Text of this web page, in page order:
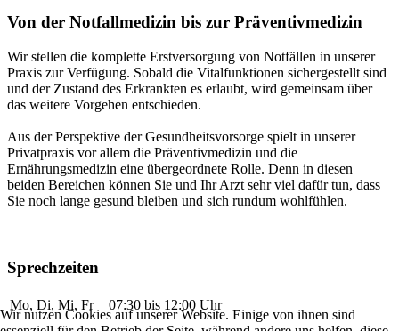
Von der Notfallmedizin bis zur Präventivmedizin
Wir stellen die komplette Erstversorgung von Notfällen in unserer
Praxis zur Verfügung. Sobald die Vitalfunktionen sichergestellt sind
und der Zustand des Erkrankten es erlaubt, wird gemeinsam über
das weitere Vorgehen entschieden.
Aus der Perspektive der Gesundheitsvorsorge spielt in unserer
Privatpraxis vor allem die Präventivmedizin und die
Ernährungsmedizin eine übergeordnete Rolle. Denn in diesen
beiden Bereichen können Sie und Ihr Arzt sehr viel dafür tun, dass
Sie noch lange gesund bleiben und sich rundum wohlfühlen.
Sprechzeiten
Mo, Di, Mi, Fr 07:30 bis 12:00 Uhr
Wir nutzen Cookies auf unserer Website. Einige von ihnen sind